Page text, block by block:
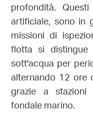
profondità.
artificiale, sono in
missioni di
flotta si
sott'acqua per
alternando 12
grazie a
fondale marino.